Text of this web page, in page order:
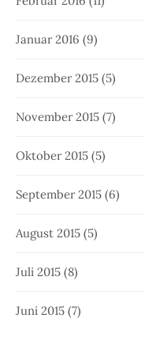
Januar 2016 (9)
Dezember 2015 (5)
November 2015 (7)
Oktober 2015 (5)
September 2015 (6)
August 2015 (5)
Juli 2015 (8)
Juni 2015 (7)